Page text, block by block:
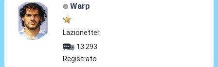
Warp
Lazionetter
13.293
Registrato